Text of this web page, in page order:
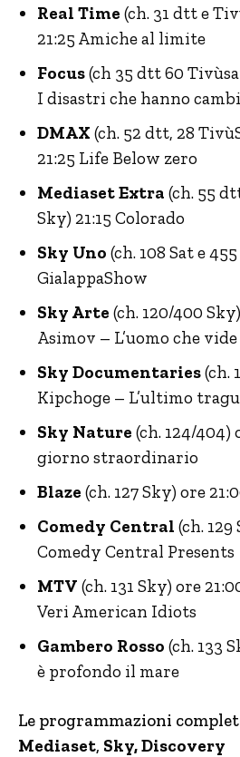
Real Time (ch. 31 dtt e
21:25 Amiche al limite
Focus(ch 35 dtt 60
I disastri che hanno
DMAX (ch. 52 dtt, 28
21:25 Life Below zero
Mediaset Extra (ch. 55
Sky) 21:15 Colorado
Sky Uno (ch. 108 Sat e
GialappaShow
Sky Arte (ch. 120/400
Asimov – L’uomo che
Sky Documentaries(ch.
Kipchoge – L’ultimo
Sky Nature (ch. 124/404)
giorno straordinario
Blaze (ch. 127 Sky) ore
Comedy Central (ch.
Comedy Central Presents
MTV (ch. 131 Sky) ore
Veri American Idiots
Gambero Rosso (ch. 133
è profondo il mare
Le programmazioni
Mediaset, Sky, Discovery